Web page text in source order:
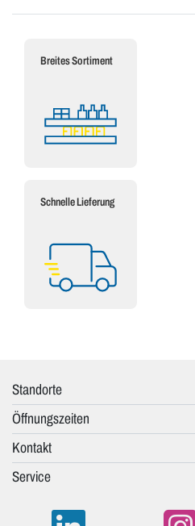
Breites Sortiment
Schnelle Lieferung
Standorte
Öffnungszeiten
Kontakt
Service